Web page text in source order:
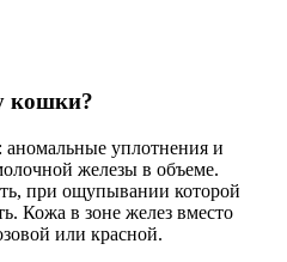
кошки?
уплотнения и
железы в объеме.
при ощупывании которой
Кожа в зоне желез вместо
или красной.